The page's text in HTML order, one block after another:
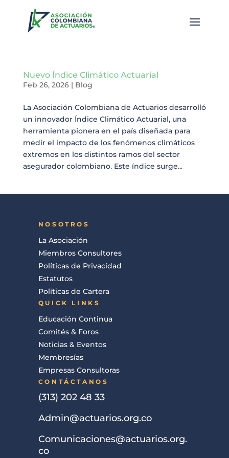
Nuevo Índice Climático Actuarial
Feb 26, 2026| Blog
La Asociación Colombiana de Actuarios desarrolló
un innovador Índice Climático Actuarial, una
herramienta pionera en el país diseñada para
medir el impacto de los fenómenos climáticos
extremos en los distintos ramos del sector
asegurador colombiano. Este índice surge...
NOSOTROS
La Asociación
Miembros Consultores
Políticas de Privacidad
Estatutos
Políticas de Cartera
QUICK LINKS
Educación Continua
Comités & Foros
Noticias & Eventos
Membresías
Empresas Consultoras
CONTÁCTANOS
(313) 202 48 33
Admin@actuarios.org.co
Comunicaciones@actuarios.org.
co